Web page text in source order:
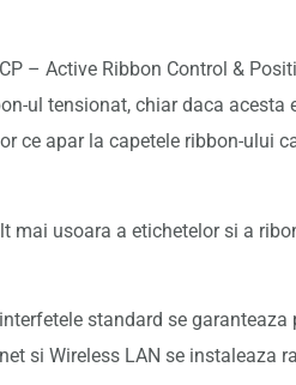
– Active Ribbon Control &
ul tensionat, chiar daca acesta
ce apar la capetele ribbon-ului
mai usoara a etichetelor si a
standard se
si Wireless LAN se instaleaza